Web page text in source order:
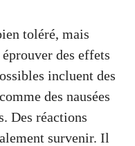
toléré, mais
des effets
incluent des
des nausées
Des réactions
survenir. Il